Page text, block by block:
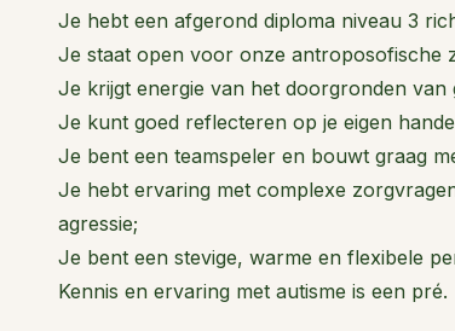
Je hebt een afgerond diploma niveau 3
Je staat open voor onze antroposofische
Je krijgt energie van het doorgronden van
Je kunt goed reflecteren op je eigen
Je bent een teamspeler en bouwt graag
Je hebt ervaring met complexe
agressie;
Je bent een stevige, warme en flexibele
Kennis en ervaring met autisme is een pré.